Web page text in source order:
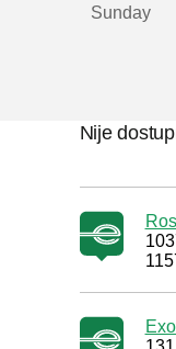
Sunday
Nije